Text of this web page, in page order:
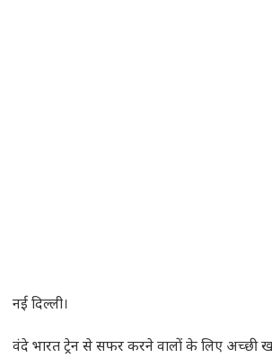
नई दिल्ली।
वंदे भारत ट्रेन से सफर करने वालों के लिए अच्‍छी